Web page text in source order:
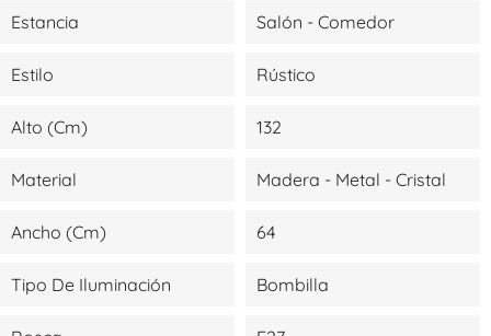
Estancia Salón - Comedor
Estilo Rústico
Alto (cm) 132
Material Madera - Metal - Cristal
Ancho (cm) 64
Tipo De Iluminación Bombilla